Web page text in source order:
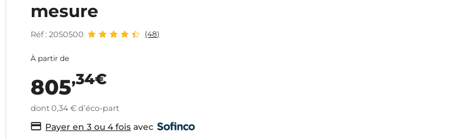
mesure
Réf : 2050500 (48)
À partir de
805,34€
dont 0,34 € d’éco-part
Payer en 3 ou 4 fois avec